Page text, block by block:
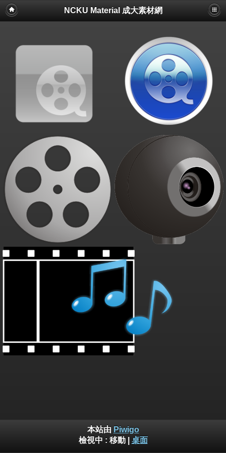
NCKU Material 成大素材網
本站由 Piwigo
檢視中 : 移動| 桌面